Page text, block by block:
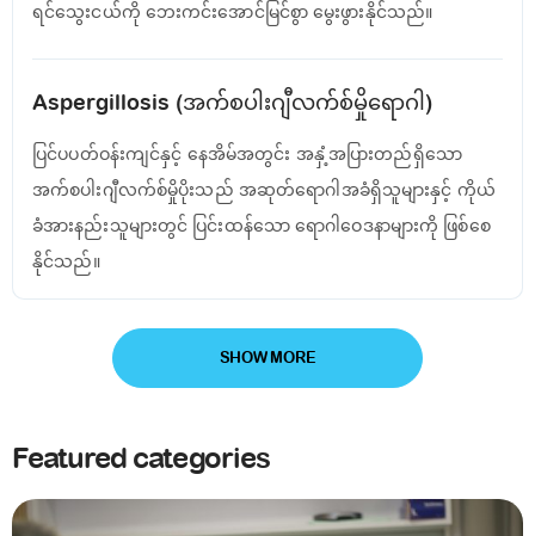
Featured categories
ရင်သွေးငယ်ကို ဘေးကင်းအောင်မြင်စွာ မွေးဖွားနိုင်သည်။
Aspergillosis (အက်စပါးဂျီလက်စ်မှိုရောဂါ​)
ပြင်ပပတ်ဝန်းကျင်နှင့် နေအိမ်အတွင်း အနှံ့အပြားတည်ရှိသော
အက်စပါးဂျီလက်စ်မှိုပိုးသည် အဆုတ်ရောဂါအခံရှိသူများနှင့် ကိုယ်
ခံအားနည်းသူများတွင် ပြင်းထန်သော ရောဂါဝေဒနာများကို ဖြစ်စေ
နိုင်သည်။
SHOW MORE